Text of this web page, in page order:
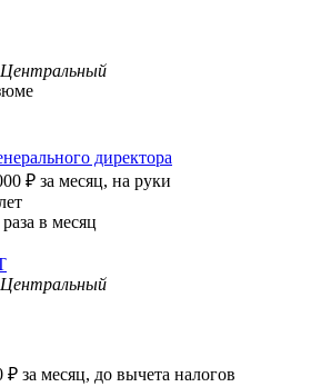
директора
₽ за месяц, на руки
в месяц
₽ за месяц, до вычета налогов